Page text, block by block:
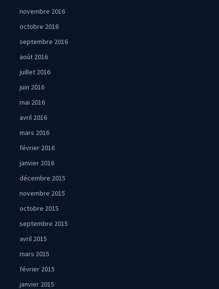
novembre 2016
octobre 2016
septembre 2016
août 2016
juillet 2016
juin 2016
mai 2016
avril 2016
mars 2016
février 2016
janvier 2016
décembre 2015
novembre 2015
octobre 2015
septembre 2015
avril 2015
mars 2015
février 2015
janvier 2015